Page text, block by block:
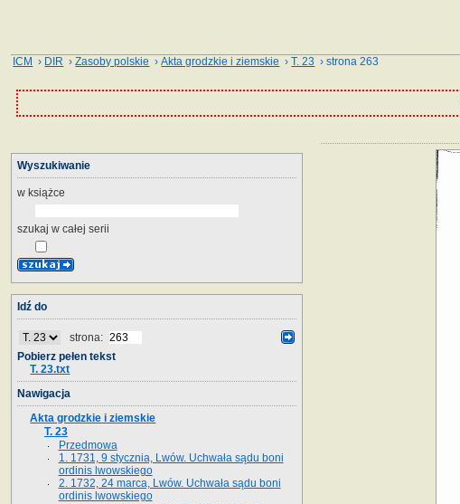
ICM › DIR ›Zasoby polskie ›Akta grodzkie i ziemskie ›T. 23 › strona 263
Wyszukiwanie
w książce
szukaj w całej serii
Idź do
strona:
Pobierz pełen tekst
T. 23.txt
Nawigacja
Akta grodzkie i ziemskie
T. 23
Przedmowa
1. 1731, 9 stycznia, Lwów. Uchwała sądu boni
ordinis lwowskiego
2. 1732, 24 marca, Lwów. Uchwała sądu boni
ordinis lwowskiego